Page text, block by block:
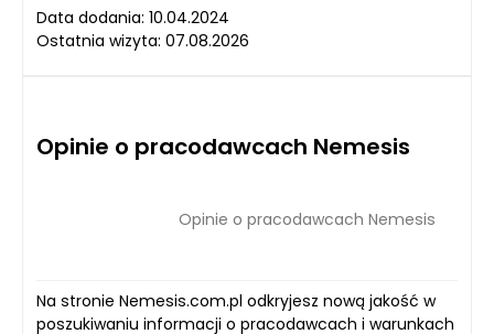
Data dodania: 10.04.2024
Ostatnia wizyta: 07.08.2026
Opinie o pracodawcach Nemesis
Opinie o pracodawcach Nemesis
Na stronie Nemesis.com.pl odkryjesz nową jakość w
poszukiwaniu informacji o pracodawcach i warunkach